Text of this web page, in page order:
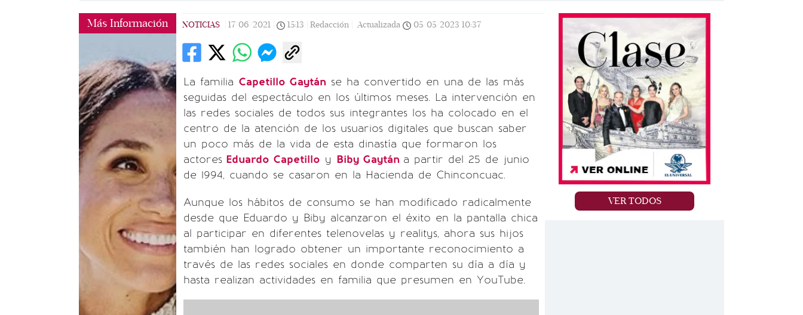
Más Información NOTICIAS 17/06/2021 15:13 Redacción | Actualizada 05/05/2023 10:37
La familia Capetillo Gaytán se ha convertido en una de las más
seguidas del espectáculo en los últimos meses. La intervención en
las redes sociales de todos sus integrantes los ha colocado en el
centro de la atención de los usuarios digitales que buscan saber
un poco más de la vida de esta dinastía que formaron los
actores Eduardo Capetillo y Biby Gaytán a partir del 25 de junio
de 1994, cuando se casaron en la Hacienda de Chinconcuac.
Aunque los hábitos de consumo se han modificado radicalmente
desde que Eduardo y Biby alcanzaron el éxito en la pantalla chica
al participar en diferentes telenovelas y realitys, ahora sus hijos
también han logrado obtener un importante reconocimiento a
través de las redes sociales en donde comparten su día a día y
hasta realizan actividades en familia que presumen en YouTube.
VER TODOS